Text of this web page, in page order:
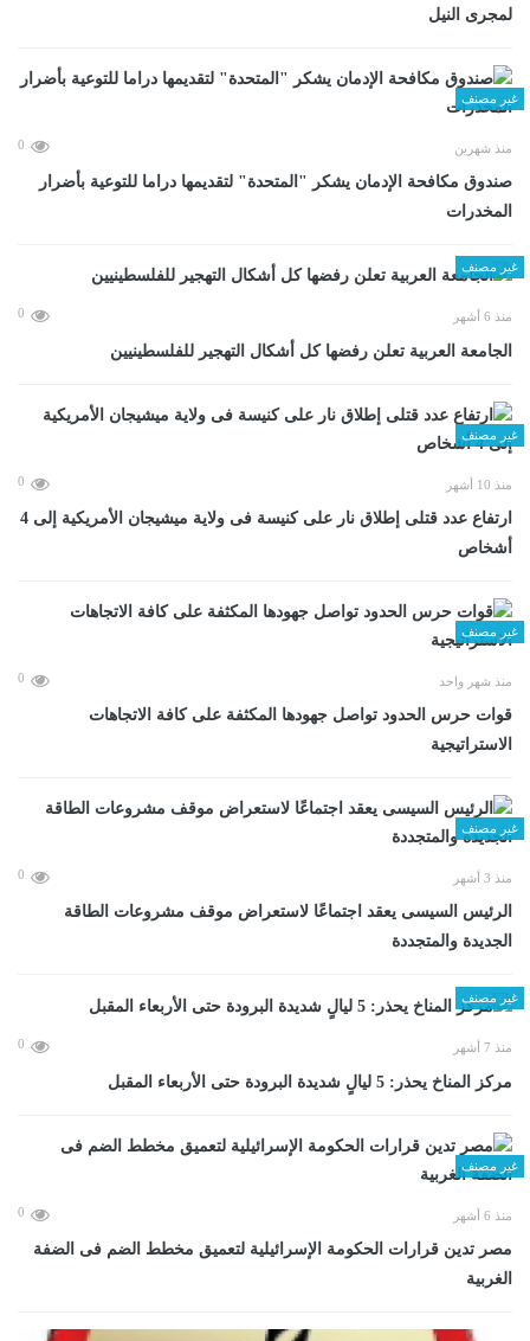
لمجرى النيل
غير مصنف
منذ شهرين 0
صندوق مكافحة الإدمان يشكر "المتحدة" لتقديمها دراما للتوعية بأضرار
المخدرات
غير مصنف
منذ 6 أشهر 0
الجامعة العربية تعلن رفضها كل أشكال التهجير للفلسطينيين
غير مصنف
منذ 10 أشهر 0
ارتفاع عدد قتلى إطلاق نار على كنيسة فى ولاية ميشيجان الأمريكية إلى 4
أشخاص
غير مصنف
منذ شهر واحد 0
قوات حرس الحدود تواصل جهودها المكثفة على كافة الاتجاهات
الاستراتيجية
غير مصنف
منذ 3 أشهر 0
الرئيس السيسى يعقد اجتماعًا لاستعراض موقف مشروعات الطاقة
الجديدة والمتجددة
غير مصنف
منذ 7 أشهر 0
مركز المناخ يحذر: 5 ليالٍ شديدة البرودة حتى الأربعاء المقبل
غير مصنف
منذ 6 أشهر 0
مصر تدين قرارات الحكومة الإسرائيلية لتعميق مخطط الضم فى الضفة
الغربية